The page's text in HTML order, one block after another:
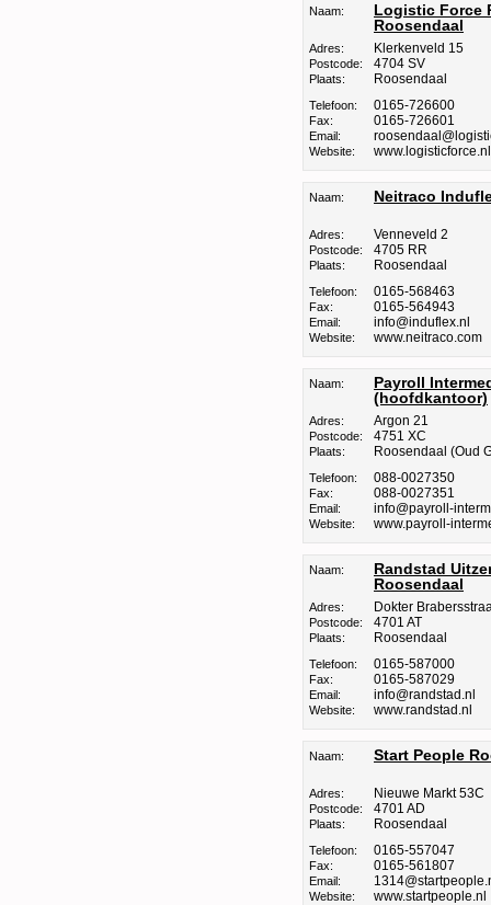
Naam:
Logistic Force
Roosendaal
Adres: Klerkenveld 15
Postcode: 4704 SV
Plaats: Roosendaal
Telefoon: 0165-726600
Fax: 0165-726601
Email:
Website: www.logisticforce.nl
Naam: Neitraco
Adres: Venneveld 2
Postcode: 4705 RR
Plaats: Roosendaal
Telefoon: 0165-568463
Fax: 0165-564943
Email: info@induflex.nl
Website: www.neitraco.com
Naam:
Payroll
(hoofdkantoor)
Adres: Argon 21
Postcode: 4751 XC
Plaats: Roosendaal (Oud
Telefoon: 088-0027350
Fax: 088-0027351
Email: info@payroll-
Website: www.payroll-
Naam:
Randstad
Roosendaal
Adres: Dokter
Postcode: 4701 AT
Plaats: Roosendaal
Telefoon: 0165-587000
Fax: 0165-587029
Email: info@randstad.nl
Website: www.randstad.nl
Naam: Start People
Adres: Nieuwe Markt 53C
Postcode: 4701 AD
Plaats: Roosendaal
Telefoon: 0165-557047
Fax: 0165-561807
Email:
Website: www.startpeople.nl